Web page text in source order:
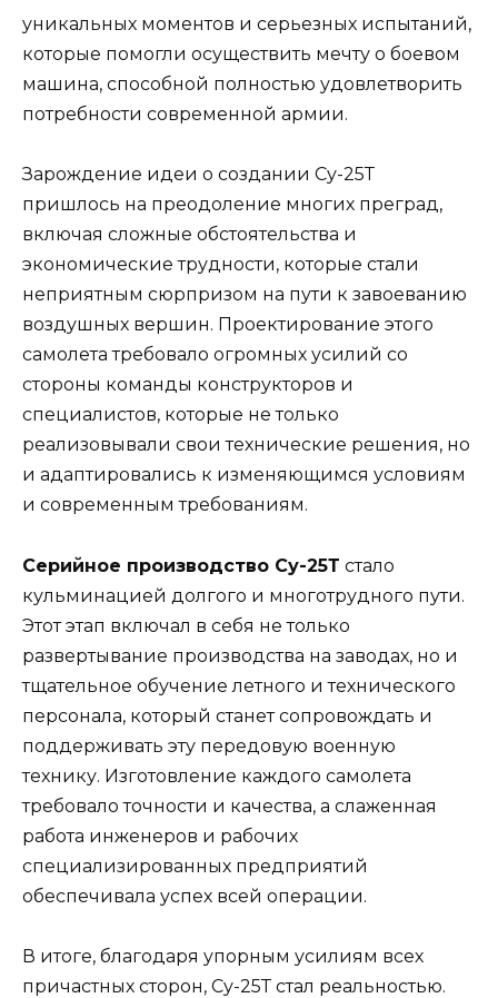
уникальных моментов и серьезных испытаний,
которые помогли осуществить мечту о боевом
машина, способной полностью удовлетворить
потребности современной армии.
Зарождение идеи о создании Су-25Т
пришлось на преодоление многих преград,
включая сложные обстоятельства и
экономические трудности, которые стали
неприятным сюрпризом на пути к завоеванию
воздушных вершин. Проектирование этого
самолета требовало огромных усилий со
стороны команды конструкторов и
специалистов, которые не только
реализовывали свои технические решения, но
и адаптировались к изменяющимся условиям
и современным требованиям.
Серийное производство Су-25Т стало
кульминацией долгого и многотрудного пути.
Этот этап включал в себя не только
развертывание производства на заводах, но и
тщательное обучение летного и технического
персонала, который станет сопровождать и
поддерживать эту передовую военную
технику. Изготовление каждого самолета
требовало точности и качества, а слаженная
работа инженеров и рабочих
специализированных предприятий
обеспечивала успех всей операции.
В итоге, благодаря упорным усилиям всех
причастных сторон, Су-25Т стал реальностью.